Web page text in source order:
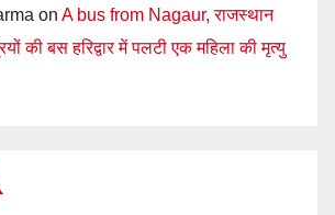
on A bus from Nagaur, राजस्थान
की बस हरिद्वार में पलटी एक महिला की मृत्यु